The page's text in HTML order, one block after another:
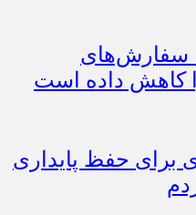
سفارش‌های
کاهش داده است
برای حفظ پایداری